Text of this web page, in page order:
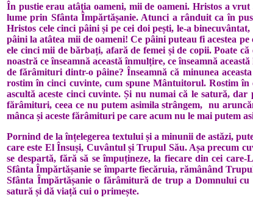
În pustie erau atâția oameni, mii de oameni. Hristos a
lume prin Sfânta Împărtășanie. Atunci a rânduit ca în
Hristos cele cinci pâini și pe cei doi pești, le-a
pâini la atâtea mii de oameni! Ce pâini puteau fi acestea
ele cinci mii de bărbați, afară de femei și de copii. Poate
noastră ce înseamnă această înmulțire, ce înseamnă
de fărâmituri dintr-o pâine? Înseamnă că minunea
rostim în cinci cuvinte, cum spune Mântuitorul. Rostim în
ascultă aceste cinci cuvinte. Și nu numai că le satură,
fărâmituri, ceea ce nu putem asimila strângem, nu
mânca și aceste fărâmituri pe care acum nu le mai putem
Pornind de la înțelegerea textului și a minunii de astăzi,
care este El Însuși, Cuvântul și Trupul Său. Așa precum
se despartă, fără să se împuțineze, la fiecare din cei
Sfânta Împărtășanie se împarte fiecăruia, rămânând
Sfânta Împărtășanie o fărâmitură de trup a Domnului
satură și dă viață cui o primește.